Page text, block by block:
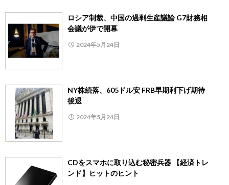
ロシア制裁、中国の過剰生産議論 G7財務相
会議が伊で開幕
2024年5月24日
NY株続落、605ドル安 FRB早期利下げ期待
後退
2024年5月24日
CDをスマホに取り込む秘密兵器 【経済トレ
ンド】ヒットのヒント